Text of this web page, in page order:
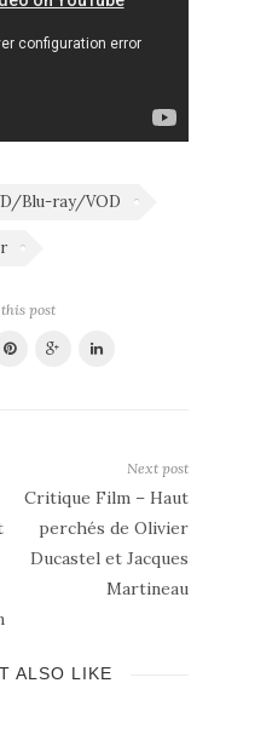
Blu-ray/VOD
post
Next post
Critique Film – Haut
perchés de Olivier
Ducastel et Jacques
Martineau
ALSO LIKE